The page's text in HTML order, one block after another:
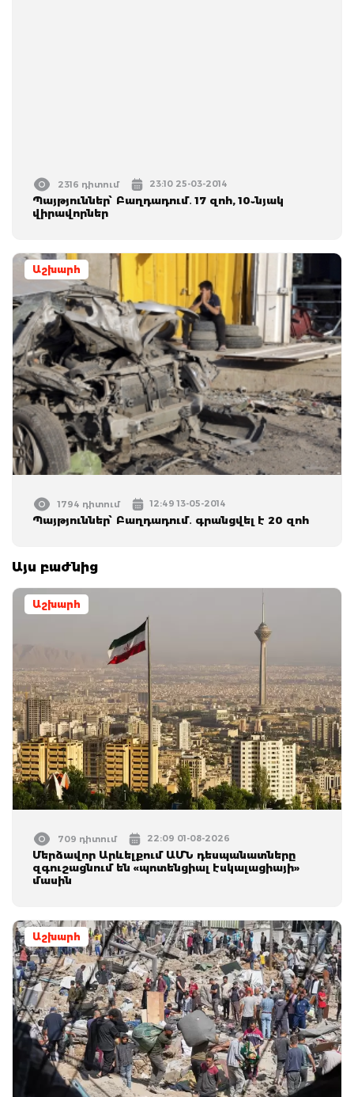
2316 դիտում 23:10 25-03-2014
Պայթյուններ՝ Բաղդադում․ 17 զոհ, 10֊նյակ
վիրավորներ
Աշխարհ
1794 դիտում 12:49 13-05-2014
Պայթյուններ՝ Բաղդադում․ գրանցվել է 20 զոհ
Այս բաժնից
Աշխարհ
709 դիտում 22:09 01-08-2026
Մերձավոր Արևելքում ԱՄՆ դեսպանատները
զգուշացնում են «պոտենցիալ էսկալացիայի»
մասին
Աշխարհ